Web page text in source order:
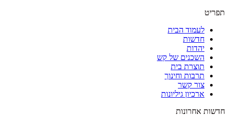
תפריט
לעמוד הבית
חדשות
יהדות
השכנים של קש
תוצרת בית
תרבות וחינוך
צור קשר
ארכיון גיליונות
חדשות אחרונות